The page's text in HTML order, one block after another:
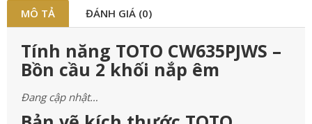
MÔ TẢ ĐÁNH GIÁ (0)
Tính năng TOTO CW635PJWS –
Bồn cầu 2 khối nắp êm
Đang cập nhật…